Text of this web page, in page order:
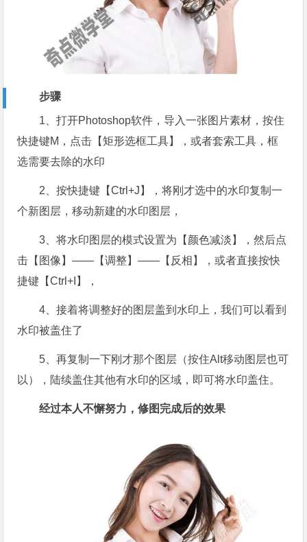
步骤
1、打开Photoshop软件，导入一张图片素材，按住
快捷键M，点击【矩形选框工具】，或者套索工具，框
选需要去除的水印
2、按快捷键【Ctrl+J】，将刚才选中的水印复制一
个新图层，移动新建的水印图层，
3、将水印图层的模式设置为【颜色减淡】，然后点
击【图像】——【调整】——【反相】，或者直接按快
捷键【Ctrl+I】，
4、接着将调整好的图层盖到水印上，我们可以看到
水印被盖住了
5、再复制一下刚才那个图层（按住Alt移动图层也可
以），陆续盖住其他有水印的区域，即可将水印盖住。
经过本人不懈努力，修图完成后的效果